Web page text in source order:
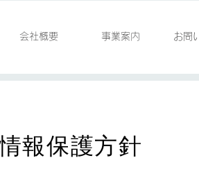
会社概要 事業案内 お問
報保護方針